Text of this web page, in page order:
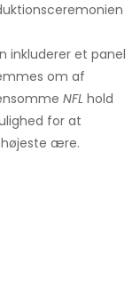
inkluderer et panel
om af
NFL hold
for at
ære.